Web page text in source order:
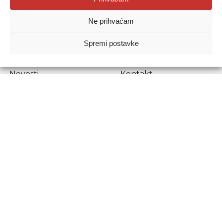
Ne prihvaćam
Spremi postavke
Donje Svetice 38, 10000 Zagreb
1778129
Prenošenje sadržaja dopušteno je uz navođenje izvora.
Novosti
Kontakt